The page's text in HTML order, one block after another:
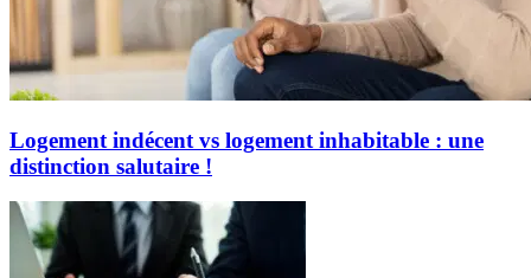
Logement indécent vs logement inhabitable : une
distinction salutaire !